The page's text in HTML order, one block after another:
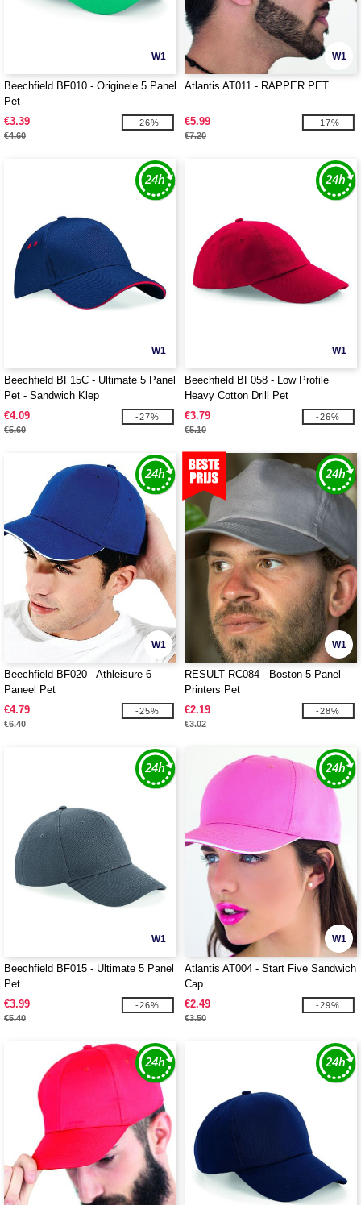
W1
Beechfield BF010 - Originele 5 Panel
Pet
€3.39
€4.60
-26%
W1
Atlantis AT011 - RAPPER PET
€5.99
€7.20
-17%
W1
Beechfield BF15C - Ultimate 5 Panel
Pet - Sandwich Klep
€4.09
€5.60
-27%
W1
Beechfield BF058 - Low Profile
Heavy Cotton Drill Pet
€3.79
€5.10
-26%
W1
Beechfield BF020 - Athleisure 6-
Paneel Pet
€4.79
€6.40
-25%
W1
RESULT RC084 - Boston 5-Panel
Printers Pet
€2.19
€3.02
-28%
W1
Beechfield BF015 - Ultimate 5 Panel
Pet
€3.99
€5.40
-26%
W1
Atlantis AT004 - Start Five Sandwich
Cap
€2.49
€3.50
-29%